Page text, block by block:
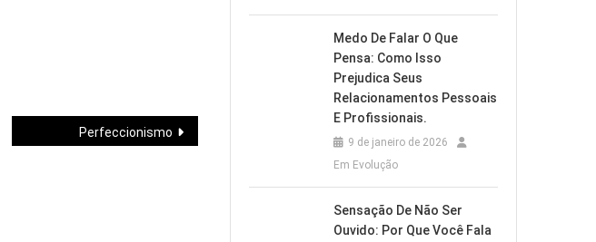
Perfeccionismo
Medo De Falar O Que
Pensa: Como Isso
Prejudica Seus
Relacionamentos Pessoais
E Profissionais.
9 de janeiro de 2026
Em Evolução
Sensação De Não Ser
Ouvido: Por Que Você Fala